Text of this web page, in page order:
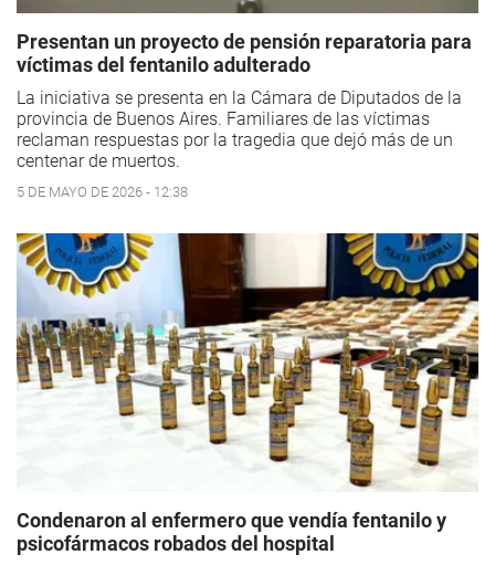
Presentan un proyecto de pensión reparatoria para
víctimas del fentanilo adulterado
La iniciativa se presenta en la Cámara de Diputados de la
provincia de Buenos Aires. Familiares de las víctimas
reclaman respuestas por la tragedia que dejó más de un
centenar de muertos.
5 DE MAYO DE 2026 - 12:38
Condenaron al enfermero que vendía fentanilo y
psicofármacos robados del hospital